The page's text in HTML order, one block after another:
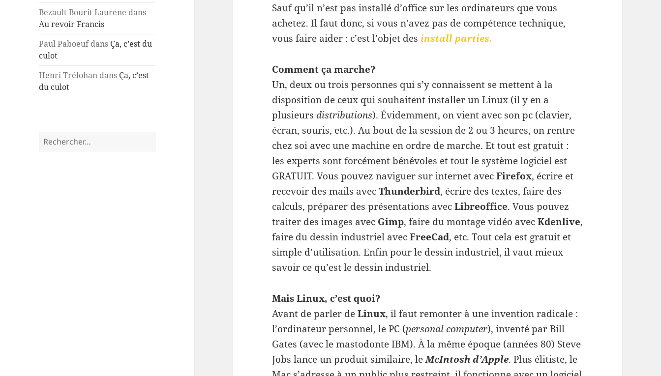
Bezault Bourit Laurene dans
Au revoir Francis
Paul Paboeufdans Ça, c’est du
culot
Henri Trélohan dans Ça, c’est
du culot
Rechercher :
Sauf qu’il n’est pas installé d’office sur les ordinateurs que vous
achetez. Il faut donc, si vous n’avez pas de compétence technique,
vous faire aider : c’est l’objet des install parties.
Comment ça marche?
Un, deux ou trois personnes qui s’y connaissent se mettent à la
disposition de ceux qui souhaitent installer un Linux (il y en a
plusieursdistributions). Évidemment, on vient avec son pc (clavier,
écran, souris, etc.). Au bout de la session de 2 ou 3 heures, on rentre
chez soi avec une machine en ordre de marche. Et tout est gratuit :
les experts sont forcément bénévoles et tout le système logiciel est
GRATUIT. Vous pouvez naviguer sur internet avecFirefox, écrire et
recevoir des mails avecThunderbird, écrire des textes, faire des
calculs, préparer des présentations avecLibreoffice. Vous pouvez
traiter des images avec Gimp, faire du montage vidéo avecKdenlive,
faire du dessin industriel avecFreeCad, etc. Tout cela est gratuit et
simple d’utilisation. Enfin pour le dessin industriel, il vaut mieux
savoir ce qu’est le dessin industriel.
Mais Linux, c’est quoi?
Avant de parler deLinux, il faut remonter à une invention radicale :
l’ordinateur personnel, le PC (personal computer), inventé par Bill
Gates (avec le mastodonte IBM). À la même époque (années 80) Steve
Jobs lance un produit similaire, leMcIntosh d’Apple. Plus élitiste, le